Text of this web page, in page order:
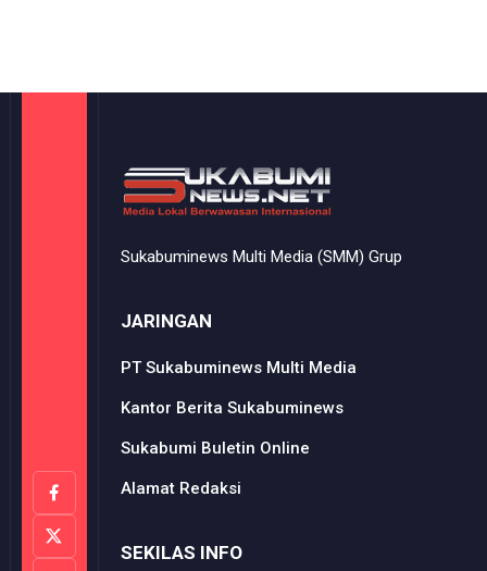
Sukabuminews Multi Media (SMM) Grup
JARINGAN
PT Sukabuminews Multi Media
Kantor Berita Sukabuminews
Sukabumi Buletin Online
Alamat Redaksi
SEKILAS INFO